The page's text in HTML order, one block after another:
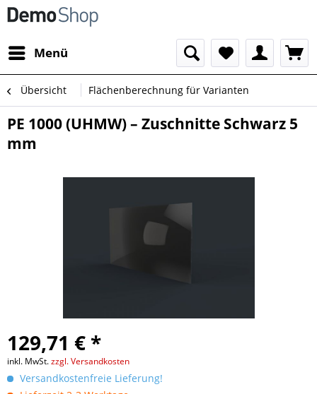
Menü
Übersicht Flächenberechnung für Varianten
PE 1000 (UHMW) – Zuschnitte Schwarz 5
mm
129,71 € *
inkl. MwSt.zzgl. Versandkosten
Versandkostenfreie Lieferung!